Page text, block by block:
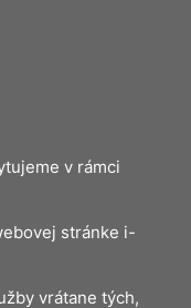
v rámci
stránke i-
vrátane tých,